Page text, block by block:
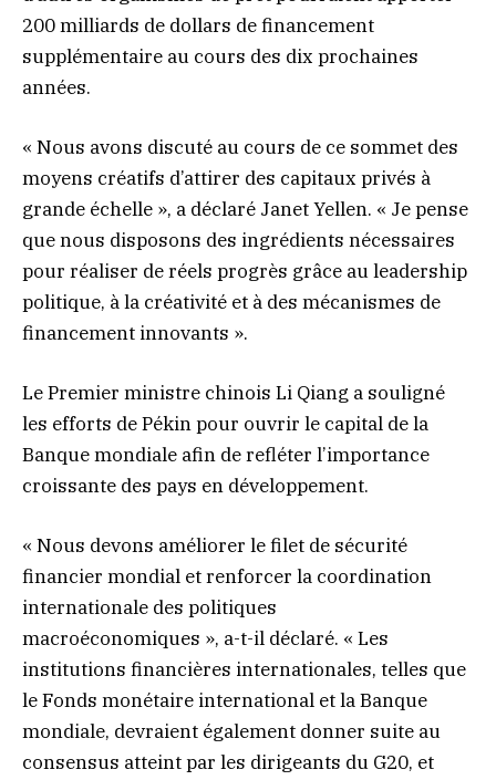
200 milliards de dollars de financement
supplémentaire au cours des dix prochaines
années.
« Nous avons discuté au cours de ce sommet des
moyens créatifs d’attirer des capitaux privés à
grande échelle », a déclaré Janet Yellen. « Je pense
que nous disposons des ingrédients nécessaires
pour réaliser de réels progrès grâce au leadership
politique, à la créativité et à des mécanismes de
financement innovants ».
Le Premier ministre chinois Li Qiang a souligné
les efforts de Pékin pour ouvrir le capital de la
Banque mondiale afin de refléter l’importance
croissante des pays en développement.
« Nous devons améliorer le filet de sécurité
financier mondial et renforcer la coordination
internationale des politiques
macroéconomiques », a-t-il déclaré. « Les
institutions financières internationales, telles que
le Fonds monétaire international et la Banque
mondiale, devraient également donner suite au
consensus atteint par les dirigeants du G20, et